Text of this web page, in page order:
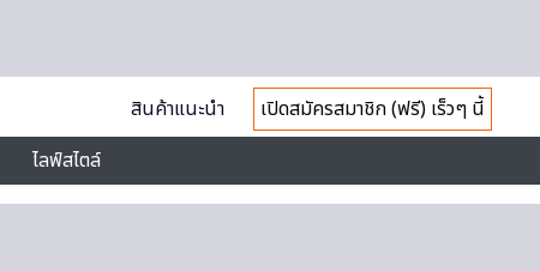
สินค้าแนะนำ
เปิดสมัครสมาชิก (ฟรี) เร็วๆ นี้
ไลฟ์สไตล์